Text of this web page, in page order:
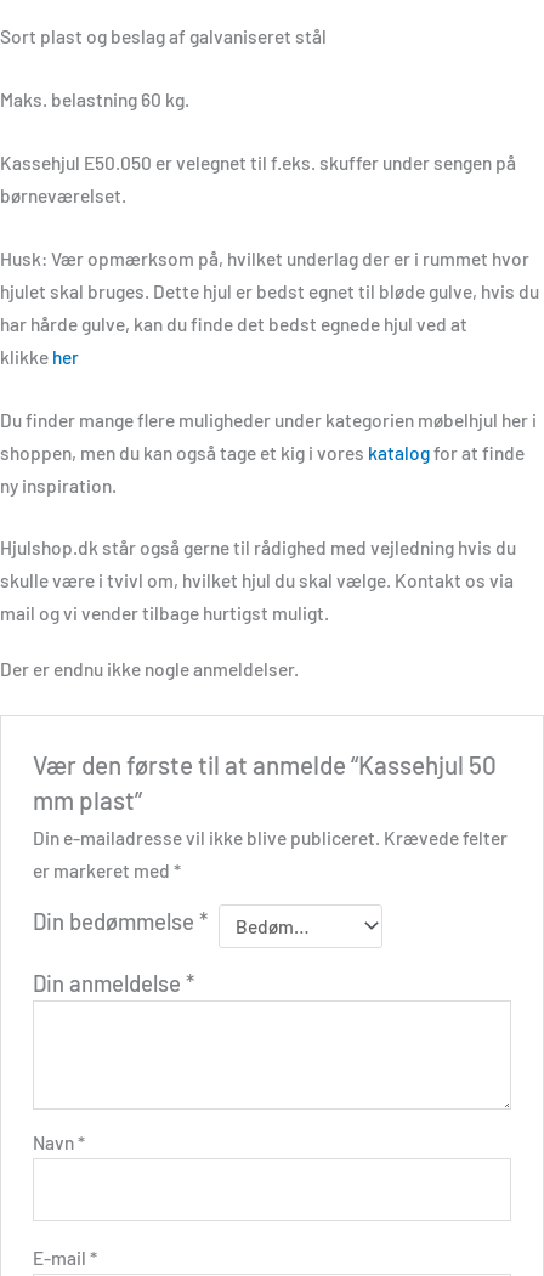
Sort plast og beslag af galvaniseret stål
Maks. belastning 60 kg.
Kassehjul E50.050 er velegnet til f.eks. skuffer under sengen på
børneværelset.
Husk: Vær opmærksom på, hvilket underlag der er i rummet hvor
hjulet skal bruges. Dette hjul er bedst egnet til bløde gulve, hvis du
har hårde gulve, kan du finde det bedst egnede hjul ved at
klikke her
Du finder mange flere muligheder under kategorien møbelhjul her i
shoppen, men du kan også tage et kig i vores katalogfor at finde
ny inspiration.
Hjulshop.dk står også gerne til rådighed med vejledning hvis du
skulle være i tvivl om, hvilket hjul du skal vælge. Kontakt os via
mail og vi vender tilbage hurtigst muligt.
Der er endnu ikke nogle anmeldelser.
Vær den første til at anmelde “Kassehjul 50
mm plast”
Din e-mailadresse vil ikke blive publiceret. Krævede felter
er markeret med *
Din bedømmelse *
Din anmeldelse *
Navn*
E-mail *